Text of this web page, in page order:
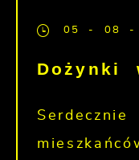
05 - 08 -
Dożynki
Serdecznie